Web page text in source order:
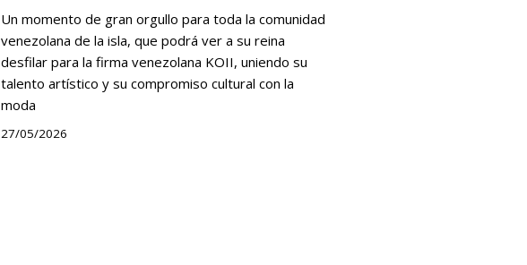
Un momento de gran orgullo para toda la comunidad
venezolana de la isla, que podrá ver a su reina
desfilar para la firma venezolana KOII, uniendo su
talento artístico y su compromiso cultural con la
moda
27/05/2026